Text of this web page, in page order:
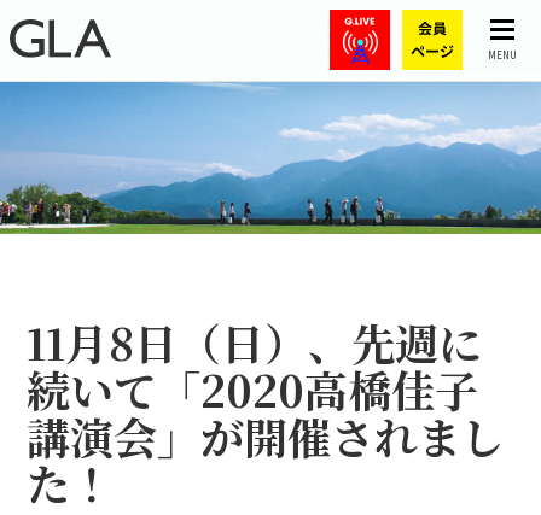
MENU
11月8日（日）、先週に
続いて「2020高橋佳子
講演会」が開催されまし
た！